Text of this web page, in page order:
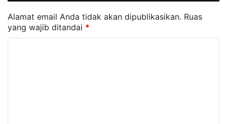
Alamat email Anda tidak akan dipublikasikan. Ruas
yang wajib ditandai *